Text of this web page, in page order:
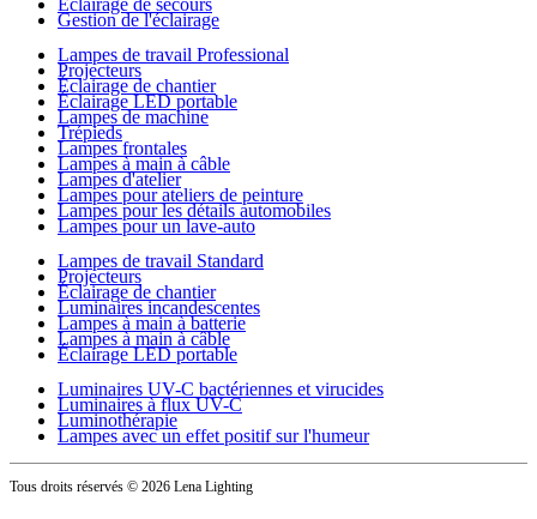
Éclairage de secours
Gestion de l'éclairage
Lampes de travail Professional
Projecteurs
Éclairage de chantier
Éclairage LED portable
Lampes de machine
Trépieds
Lampes frontales
Lampes à main à câble
Lampes d'atelier
Lampes pour ateliers de peinture
Lampes pour les détails automobiles
Lampes pour un lave-auto
Lampes de travail Standard
Projecteurs
Éclairage de chantier
Luminaires incandescentes
Lampes à main à batterie
Lampes à main à câble
Éclairage LED portable
Luminaires UV-C bactériennes et virucides
Luminaires à flux UV-C
Luminothérapie
Lampes avec un effet positif sur l'humeur
Tous droits réservés © 2026 Lena Lighting